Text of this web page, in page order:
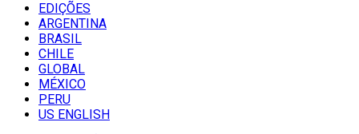
EDIÇÕES
ARGENTINA
BRASIL
CHILE
GLOBAL
MÉXICO
PERU
US ENGLISH